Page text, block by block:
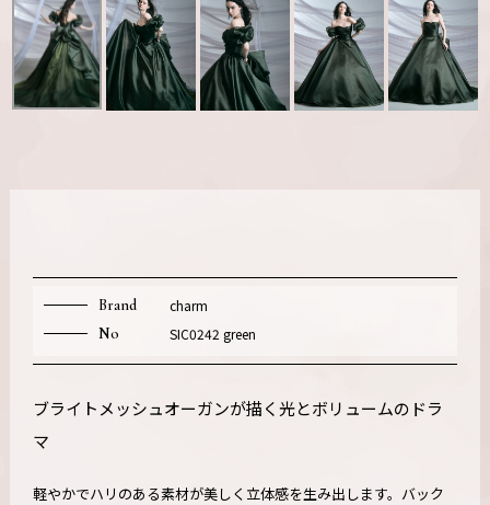
Brand
charm
No
SIC0242 green
ブライトメッシュオーガンが描く光とボリュームのドラ
マ
軽やかでハリのある素材が美しく立体感を生み出します。バック